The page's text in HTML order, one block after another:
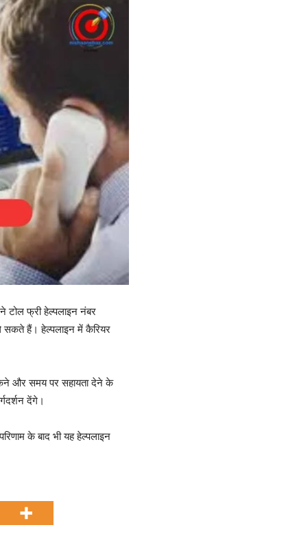
ने टोल फ्री हेल्पलाइन नंबर
सकते हैं। हेल्पलाइन में कैरियर
और समय पर सहायता देने के
देंगे।
के बाद भी यह हेल्पलाइन